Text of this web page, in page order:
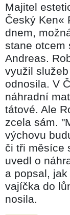
Majitel
Český Ken«
dnem,
stane otcem
Andreas.
využil
odnosila. V
náhradní
tátové. Ale
zcela sám.
výchovu
či tři měsíce
uvedl o
a popsal,
vajíčka do
nosila.